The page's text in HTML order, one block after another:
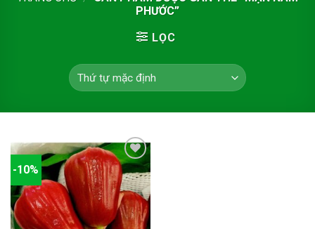
PHƯỚC”
LỌC
-10%
Add to
wishlist